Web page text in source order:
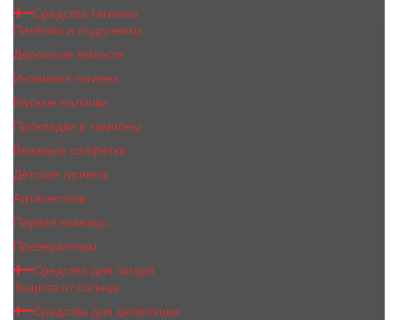
Средства гигиены
Пелёнки и подгузники
Дорожные ёмкости
Интимная гигиена
Ватные палочки
Прокладки и тампоны
Влажные салфетки
Детская гигиена
Антисептики
Первая помощь
Презервативы
Средства для загара
Защита от солнца
Средства для депиляции